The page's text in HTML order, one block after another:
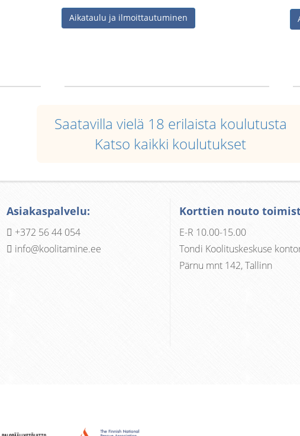
Aikataulu ja ilmoittautuminen
Saatavilla vielä 18 erilaista koulutusta
Katso kaikki koulutukset
Asiakaspalvelu:
+372 56 44 054
info@koolitamine.ee
Korttien nouto
E-R 10.00-15.00
Tondi Koolituskeskuse
Pärnu mnt 142, Tallinn